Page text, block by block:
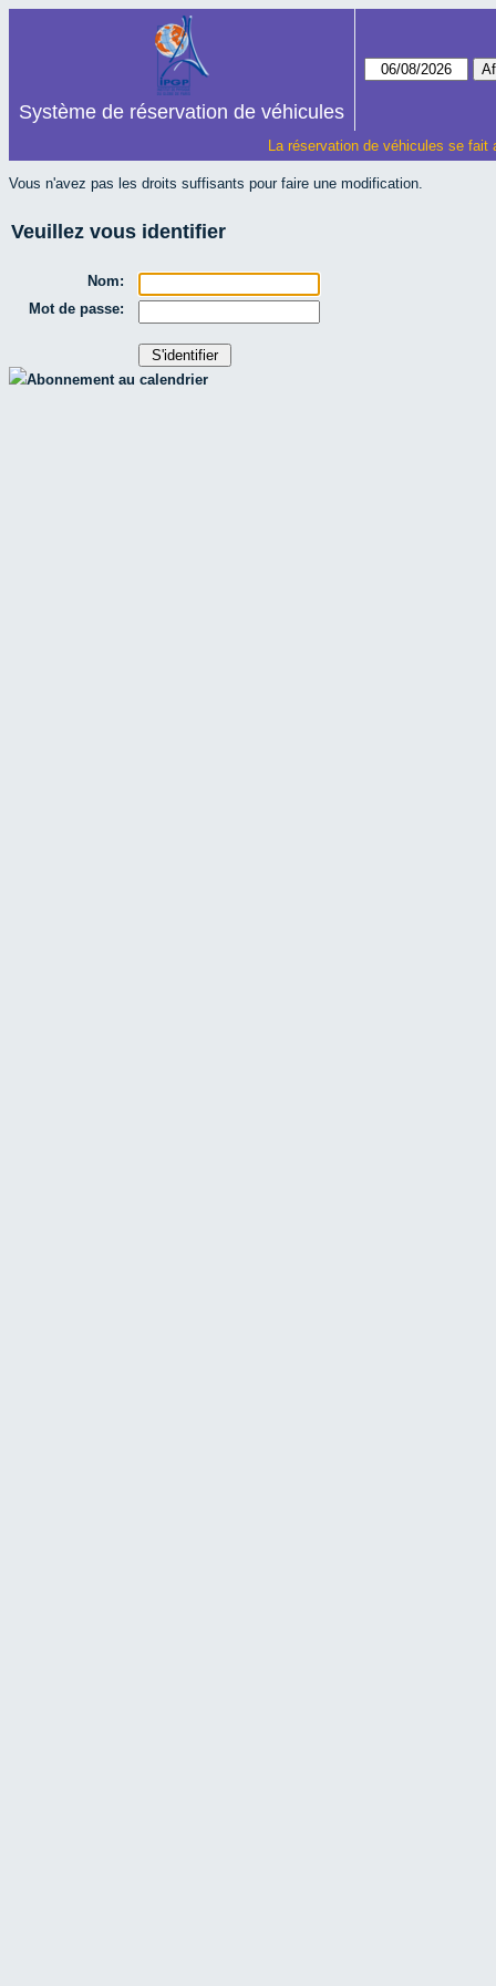
Système de réservation de véhicules
La réservation de véhicules se
Vous n'avez pas les droits suffisants pour faire une modification.
Veuillez vous identifier
Nom:
Mot de passe:
Abonnement au calendrier